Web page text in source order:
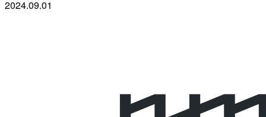
2024.09.01